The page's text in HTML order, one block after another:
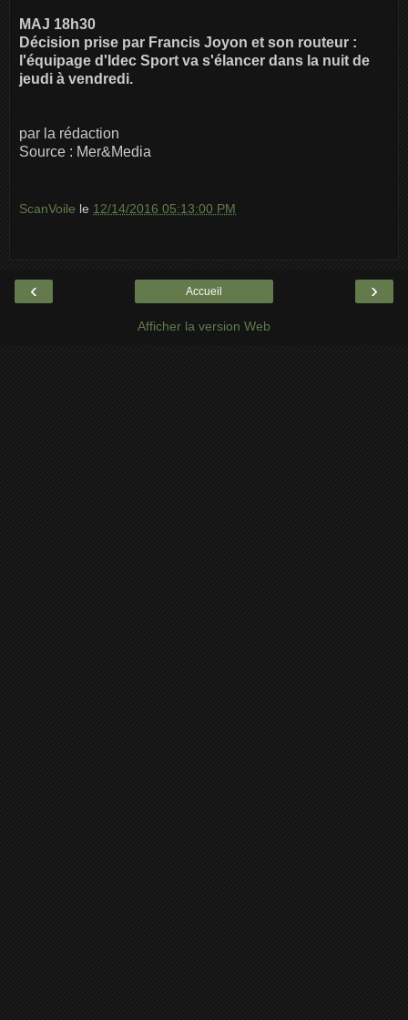
MAJ 18h30
Décision prise par Francis Joyon et son routeur :
l'équipage d'Idec Sport va s'élancer dans la nuit de
jeudi à vendredi.
par la rédaction
Source : Mer&Media
ScanVoile le 12/14/2016 05:13:00 PM
‹ ›
Accueil
Afficher la version Web